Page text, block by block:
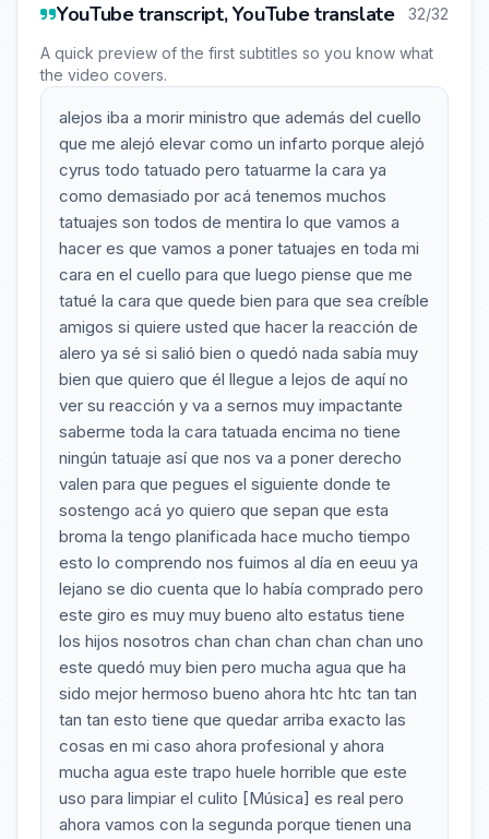
YouTube transcript, YouTube translate 32/32
A quick preview of the first subtitles so you know what
the video covers.
alejos iba a morir ministro que además del cuello
que me alejó elevar como un infarto porque alejó
cyrus todo tatuado pero tatuarme la cara ya
como demasiado por acá tenemos muchos
tatuajes son todos de mentira lo que vamos a
hacer es que vamos a poner tatuajes en toda mi
cara en el cuello para que luego piense que me
tatué la cara que quede bien para que sea creíble
amigos si quiere usted que hacer la reacción de
alero ya sé si salió bien o quedó nada sabía muy
bien que quiero que él llegue a lejos de aquí no
ver su reacción y va a sernos muy impactante
saberme toda la cara tatuada encima no tiene
ningún tatuaje así que nos va a poner derecho
valen para que pegues el siguiente donde te
sostengo acá yo quiero que sepan que esta
broma la tengo planificada hace mucho tiempo
esto lo comprendo nos fuimos al día en eeuu ya
lejano se dio cuenta que lo había comprado pero
este giro es muy muy bueno alto estatus tiene
los hijos nosotros chan chan chan chan chan uno
este quedó muy bien pero mucha agua que ha
sido mejor hermoso bueno ahora htc htc tan tan
tan tan esto tiene que quedar arriba exacto las
cosas en mi caso ahora profesional y ahora
mucha agua este trapo huele horrible que este
uso para limpiar el culito [Música] es real pero
ahora vamos con la segunda porque tienen una